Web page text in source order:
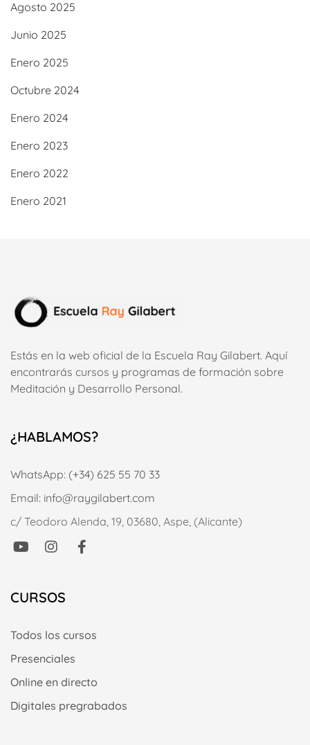
Agosto 2025
Junio 2025
Enero 2025
Octubre 2024
Enero 2024
Enero 2023
Enero 2022
Enero 2021
Estás en la web oficial de la Escuela Ray Gilabert. Aquí
encontrarás cursos y programas de formación sobre
Meditación y Desarrollo Personal.
¿HABLAMOS?
WhatsApp: (+34) 625 55 70 33
Email: info@raygilabert.com
c/ Teodoro Alenda, 19, 03680, Aspe, (Alicante)
CURSOS
Todos los cursos
Presenciales
Online en directo
Digitales pregrabados